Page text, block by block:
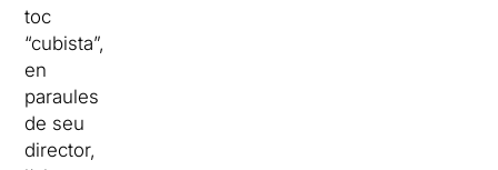
toc
“cubista”,
en
paraules
de seu
director,